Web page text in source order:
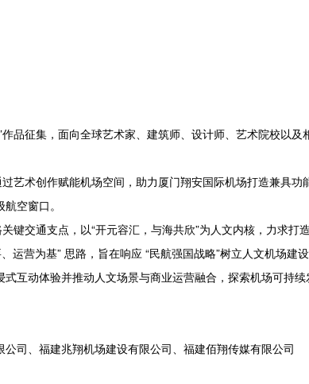
品征集，面向全球艺术家、建筑师、设计师、艺术院校以
艺术创作赋能机场空间，助力厦门翔安国际机场打造兼具功
空窗口。
键交通支点，以“开元容汇，与海共欣”为人文内核，力求打
运营为基” 思路，旨在响应 “民航强国战略”树立人文机场建
互动体验并推动人文场景与商业运营融合，探索机场可持续
司、福建兆翔机场建设有限公司、福建佰翔传媒有限公司